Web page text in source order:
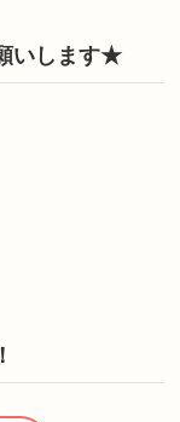
いします★